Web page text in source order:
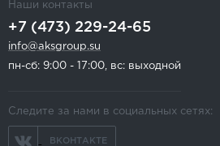
Наши контакты
+7 (473) 229-24-65
info@aksgroup.su
пн-сб: 9:00 - 17:00, вс: выходной
Следите за нами в социальных сетях:
ВКОНТАКТЕ